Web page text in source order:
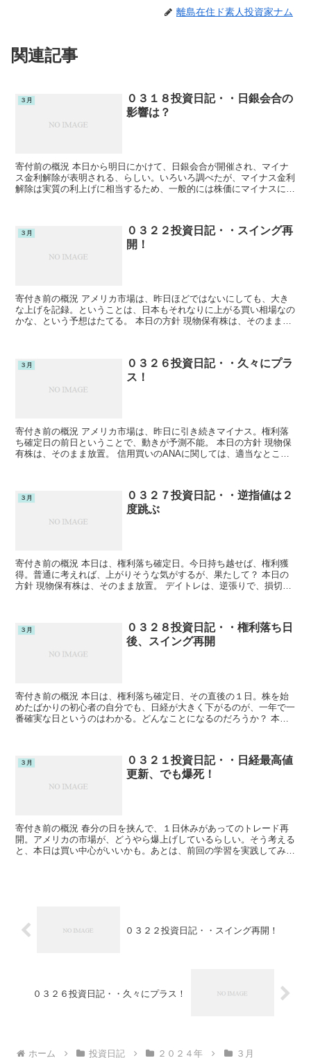
離島在住ド素人投資家ナム
関連記事
３月
０３１８投資日記・・日銀会合の
影響は？
寄付前の概況 本日から明日にかけて、日銀会合が開催され、マイナ
ス金利解除が表明される、らしい。いろいろ調べたが、マイナス金利
解除は実質の利上げに相当するため、一般的には株価にマイナスに働
３月
０３２２投資日記・・スイング再
開！
寄付き前の概況 アメリカ市場は、昨日ほどではないにしても、大き
な上げを記録。ということは、日本もそれなりに上がる買い相場なの
かな、という予想はたてる。 本日の方針 現物保有株は、そのまま放
３月
０３２６投資日記・・久々にプラ
ス！
寄付き前の概況 アメリカ市場は、昨日に引き続きマイナス。権利落
ち確定日の前日ということで、動きが予測不能。 本日の方針 現物保
有株は、そのまま放置。 信用買いのANAに関しては、適当なとこで
３月
０３２７投資日記・・逆指値は２
度跳ぶ
寄付き前の概況 本日は、権利落ち確定日。今日持ち越せば、権利獲
得。普通に考えれば、上がりそうな気がするが、果たして？ 本日の
方針 現物保有株は、そのまま放置。 デイトレは、逆張りで、損切り
３月
０３２８投資日記・・権利落ち日
後、スイング再開
寄付き前の概況 本日は、権利落ち確定日、その直後の１日。株を始
めたばかりの初心者の自分でも、日経が大きく下がるのが、一年で一
番確実な日というのはわかる。どんなことになるのだろうか？ 本日
３月
０３２１投資日記・・日経最高値
更新、でも爆死！
寄付き前の概況 春分の日を挟んで、１日休みがあってのトレード再
開。アメリカの市場が、どうやら爆上げしているらしい。そう考える
と、本日は買い中心がいいかも。あとは、前回の学習を実践してみた
０３２２投資日記・・スイング再開！
０３２６投資日記・・久々にプラス！
ホーム 投資日記 ２０２４年 ３月